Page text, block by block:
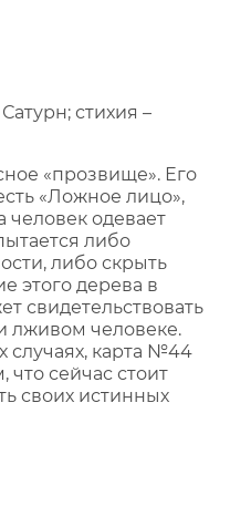
стихия –
«прозвище». Его
«Ложное лицо»,
человек одевает
либо
либо скрыть
этого дерева в
свидетельствовать
лживом человеке.
случаях, карта №44
сейчас стоит
своих истинных